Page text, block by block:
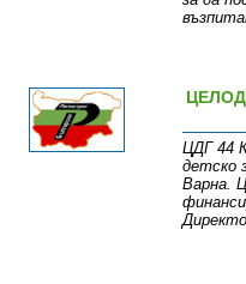
ЦДГ 44
детско
Варна.